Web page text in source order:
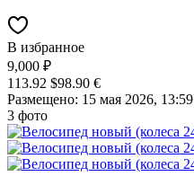
В избранное
9,000 ₽
113.92 $98.90 €
Размещено: 15 мая 2026, 13:59
3 фото